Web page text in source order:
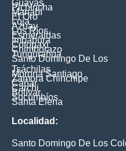
Guayas
Pichincha
Manabí
El Oro
Loja
Azuay
Los Ríos
Esmeraldas
Imbabura
Cotopaxi
Chimborazo
Tungurahua
Santo Domingo De Los
Tsáchilas
Morona Santiago
Zamora Chinchipe
Cañar
Carchi
Bolívar
Sucumbíos
Santa Elena
Localidad:
Santo Domingo De Los